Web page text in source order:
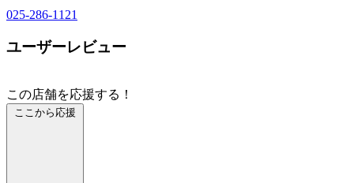
025-286-1121
ユーザーレビュー
この店舗を応援する！
ここから応援